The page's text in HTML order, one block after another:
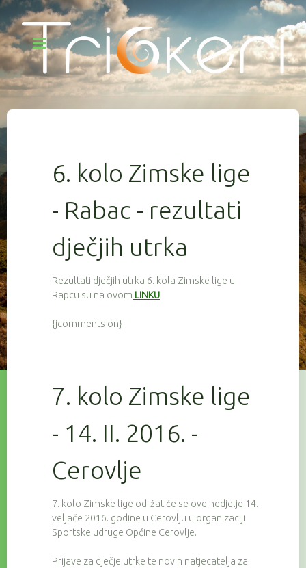
6. kolo Zimske lige
- Rabac - rezultati
dječjih utrka
Rezultati dječjih utrka 6. kola Zimske lige u
Rapcu su na ovom LINKU.
{jcomments on}
7. kolo Zimske lige
- 14. II. 2016. -
Cerovlje
7. kolo Zimske lige održat će se ove nedjelje 14.
veljače 2016. godine u Cerovlju u organizaciji
Sportske udruge Općine Cerovlje.
Prijave za dječje utrke te novih natjecatelja za